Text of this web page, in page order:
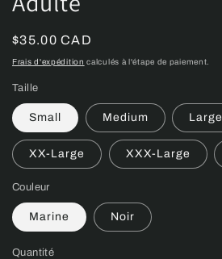
Prix
habituel
$35.00 CAD
Frais d'expédition calculés à l'étape de paiement.
Taille
Small Medium Large
XX-Large XXX-Large
Couleur
Marine Noir
Quantité